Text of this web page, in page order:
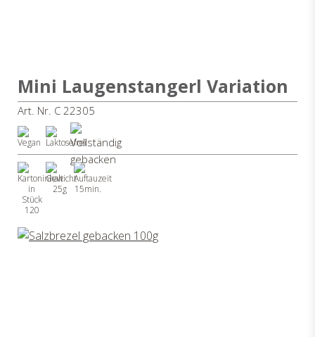
Mini Laugenstangerl Variation
Art. Nr. C 22305
120
25g 15min.